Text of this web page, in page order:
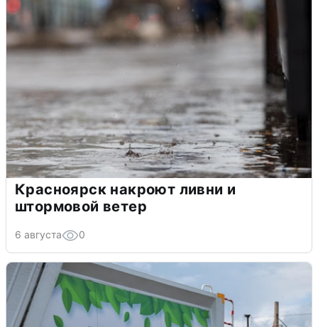
Красноярск накроют ливни и
штормовой ветер
6 августа 0